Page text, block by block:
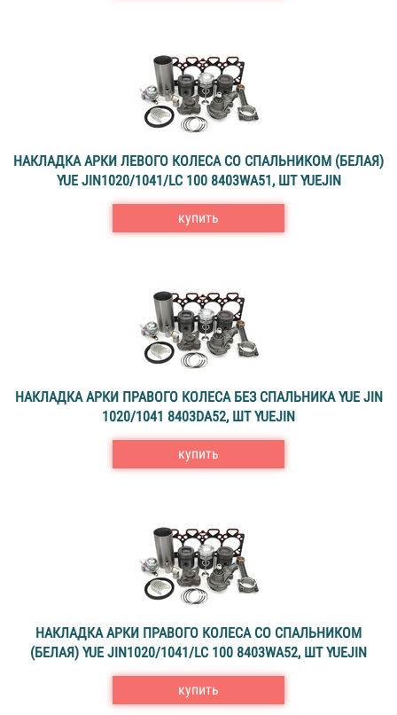
НАКЛАДКА АРКИ ЛЕВОГО КОЛЕСА СО СПАЛЬНИКОМ (БЕЛАЯ)
YUE JIN1020/1041/LC 100 8403WA51, ШТ YUEJIN
купить
НАКЛАДКА АРКИ ПРАВОГО КОЛЕСА БЕЗ СПАЛЬНИКА YUE JIN
1020/1041 8403DA52, ШТ YUEJIN
купить
НАКЛАДКА АРКИ ПРАВОГО КОЛЕСА СО СПАЛЬНИКОМ
(БЕЛАЯ) YUE JIN1020/1041/LC 100 8403WA52, ШТ YUEJIN
купить